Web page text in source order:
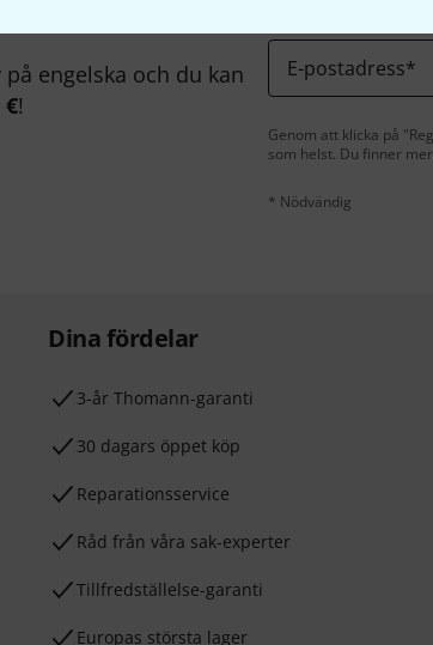
engelska och du kan
€!
E-postadress*
Genom att klicka på
som helst. Du finner
* Nödvändig
Dina fördelar
3-år Thomann-garanti
30 dagars öppet köp
Reparationsservice
Råd från våra sak-experter
Tillfredställelse-garanti
Europas största lager